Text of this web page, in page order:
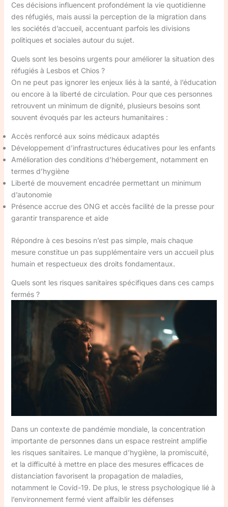
Ces décisions influencent profondément la vie quotidienne
des réfugiés, mais aussi la perception de la migration dans
les sociétés d’accueil, accentuant parfois les divisions
politiques et sociales autour du sujet.
Quels sont les besoins urgents pour améliorer la situation des
réfugiés à Lesbos et Chios ?
On ne peut pas ignorer les enjeux liés à la santé, à l’éducation
ou encore à la liberté de circulation. Pour que ces personnes
retrouvent un minimum de dignité, plusieurs besoins sont
souvent évoqués par les acteurs humanitaires :
Accès renforcé aux soins médicaux adaptés
Développement d’infrastructures éducatives pour les enfants
Amélioration des conditions d’hébergement, notamment en
termes d’hygiène
Liberté de mouvement encadrée permettant un minimum
d’autonomie
Présence accrue des ONG et accès facilité de la presse pour
garantir transparence et aide
Répondre à ces besoins n’est pas simple, mais chaque
mesure constitue un pas supplémentaire vers un accueil plus
humain et respectueux des droits fondamentaux.
Quels sont les risques sanitaires spécifiques dans ces camps
fermés ?
Dans un contexte de pandémie mondiale, la concentration
importante de personnes dans un espace restreint amplifie
les risques sanitaires. Le manque d’hygiène, la promiscuité,
et la difficulté à mettre en place des mesures efficaces de
distanciation favorisent la propagation de maladies,
notamment le Covid-19. De plus, le stress psychologique lié à
l’environnement fermé vient affaiblir les défenses